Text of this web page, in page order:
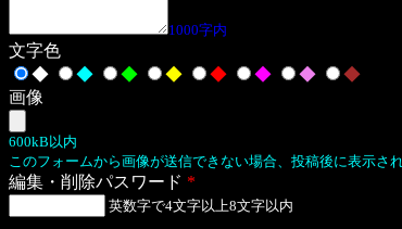
1000字内
文字色
◆
◆ ◆ ◆ ◆ ◆ ◆
◆
画像
600kB以内
このフォームから画像が送信できない場合、投稿後に表示さ
編集・削除パスワード *
英数字で4文字以上8文字以内